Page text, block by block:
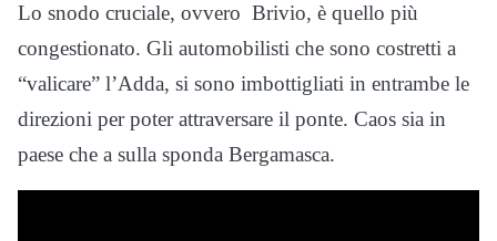
Lo snodo cruciale, ovvero Brivio, è quello più
congestionato. Gli automobilisti che sono costretti a
“valicare” l’Adda, si sono imbottigliati in entrambe le
direzioni per poter attraversare il ponte. Caos sia in
paese che a sulla sponda Bergamasca.